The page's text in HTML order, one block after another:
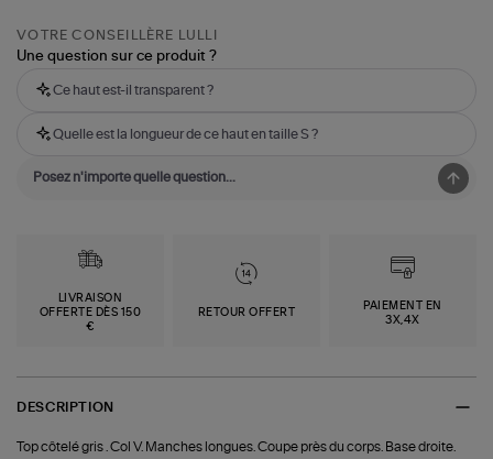
VOTRE CONSEILLÈRE LULLI
Une question sur ce produit ?
Ce haut est-il transparent ?
Quelle est la longueur de ce haut en taille S ?
LIVRAISON
OFFERTE DÈS 150
€
RETOUR OFFERT
PAIEMENT EN
3X,4X
DESCRIPTION
Top côtelé gris . Col V. Manches longues. Coupe près du corps. Base droite.